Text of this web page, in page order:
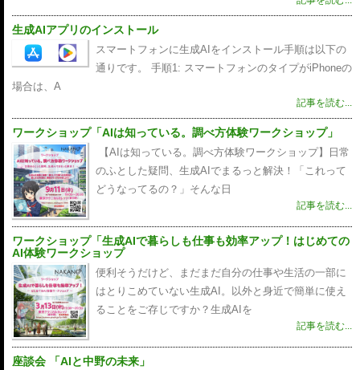
生成AIアプリのインストール
スマートフォンに生成AIをインストール手順は以下の
通りです。 手順1: スマートフォンのタイプがiPhoneの
場合は、A
記事を読む...
ワークショップ「AIは知っている。調べ方体験ワークショップ」
【AIは知っている。調べ方体験ワークショップ】日常
のふとした疑問、生成AIでまるっと解決！「これって
どうなってるの？」そんな日
記事を読む...
ワークショップ「生成AIで暮らしも仕事も効率アップ！はじめての
AI体験ワークショップ
便利そうだけど、まだまだ自分の仕事や生活の一部に
はとりこめていない生成AI。以外と身近で簡単に使え
ることをご存じですか？生成AIを
記事を読む...
座談会 「AIと中野の未来」